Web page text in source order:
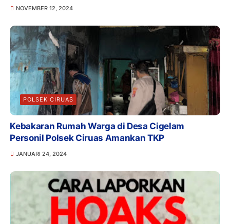
NOVEMBER 12, 2024
POLSEK CIRUAS
Kebakaran Rumah Warga di Desa Cigelam
Personil Polsek Ciruas Amankan TKP
JANUARI 24, 2024